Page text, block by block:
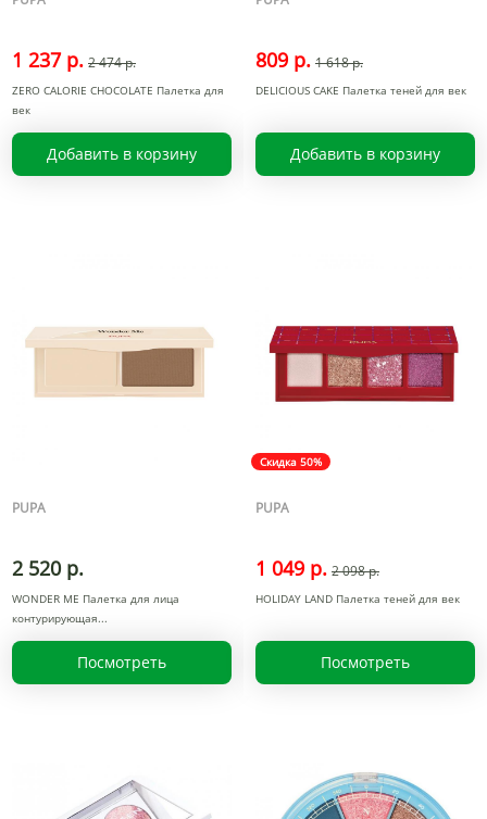
1 237 р. 2 474 р.
ZERO CALORIE CHOCOLATE Палетка для
век
Добавить в корзину
809 р. 1 618 р.
DELICIOUS CAKE Палетка теней для век
Добавить в корзину
PUPA
2 520 р.
WONDER ME Палетка для лица
контурирующая
Посмотреть
Скидка 50%
PUPA
1 049 р. 2 098 р.
HOLIDAY LAND Палетка теней для век
Посмотреть